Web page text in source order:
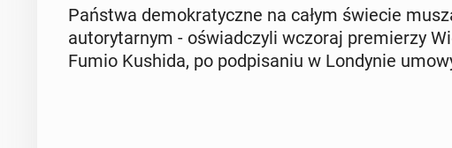
Państwa de­mo­kra­tycz­ne na całym świecie
au­to­ry­tar­nym - oświad­czy­li wczoraj pre­mie­rzy
Fumio Kushida, po pod­pi­sa­niu w Lon­dy­nie